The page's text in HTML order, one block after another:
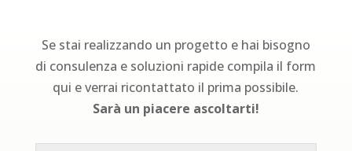
Se stai realizzando un progetto e hai bisogno
di consulenza e soluzioni rapide compila il form
qui e verrai ricontattato il prima possibile.
Sarà un piacere ascoltarti!